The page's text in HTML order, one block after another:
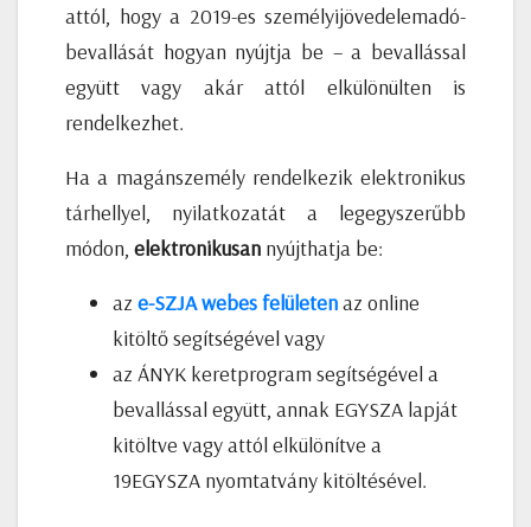
attól, hogy a 2019-es személyijövedelemadó-
bevallását hogyan nyújtja be – a bevallással
együtt vagy akár attól elkülönülten is
rendelkezhet.
Ha a magánszemély rendelkezik elektronikus
tárhellyel, nyilatkozatát a legegyszerűbb
módon, elektronikusan nyújthatja be:
az e-SZJA webes felületenaz online
kitöltő segítségével vagy
az ÁNYK keretprogram segítségével a
bevallással együtt, annak EGYSZA lapját
kitöltve vagy attól elkülönítve a
19EGYSZA nyomtatvány kitöltésével.